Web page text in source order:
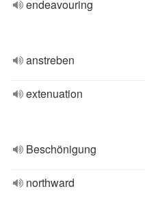
endeavouring
anstreben
extenuation
Beschönigung
northward